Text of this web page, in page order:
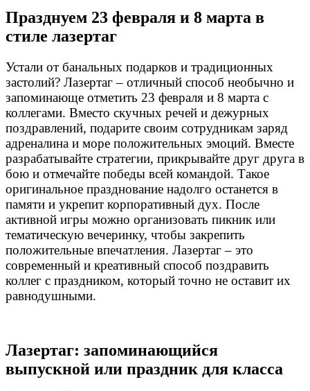
Празднуем 23 февраля и 8 марта в
стиле лазертаг
Устали от банальных подарков и традиционных
застолий? Лазертаг – отличный способ необычно и
запоминающе отметить 23 февраля и 8 марта с
коллегами. Вместо скучных речей и дежурных
поздравлений, подарите своим сотрудникам заряд
адреналина и море положительных эмоций. Вместе
разрабатывайте стратегии, прикрывайте друг друга в
бою и отмечайте победы всей командой. Такое
оригинальное празднование надолго останется в
памяти и укрепит корпоративный дух. После
активной игры можно организовать пикник или
тематическую вечеринку, чтобы закрепить
положительные впечатления. Лазертаг – это
современный и креативный способ поздравить
коллег с праздником, который точно не оставит их
равнодушными.
Лазертаг: запоминающийся
выпускной или праздник для класса